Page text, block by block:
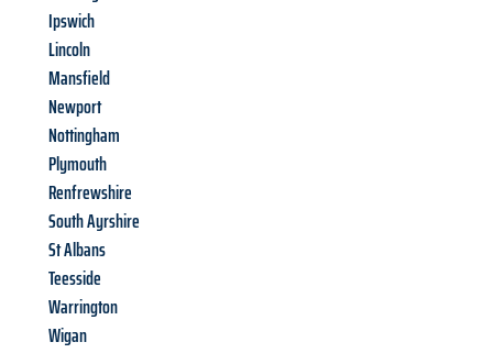
Ipswich
Lincoln
Mansfield
Newport
Nottingham
Plymouth
Renfrewshire
South Ayrshire
St Albans
Teesside
Warrington
Wigan